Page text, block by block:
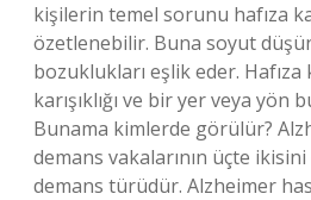
kişilerin temel sorunu hafıza
özetlenebilir. Buna soyut
bozuklukları eşlik eder.
karışıklığı ve bir yer veya yön
Bunama kimlerde görülür?
demans vakalarının üçte
demans türüdür. Alzheimer